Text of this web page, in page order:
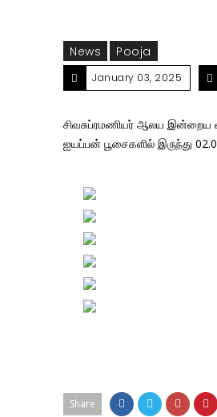
News Pooja
January 03, 2025
சிவசுப்ரமணியர் ஆலய இன்றைய
ஐயப்பன் பூசைகளில் இருந்து
Share